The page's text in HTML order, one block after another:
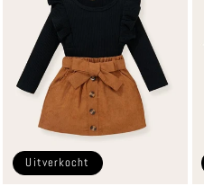
Uitverkocht